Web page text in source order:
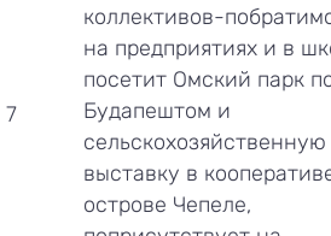
7
коллективов-
на предприятиях и в
посетит Омский парк
Будапештом и
сельскохозяйственную
выставку в
острове Чепеле,